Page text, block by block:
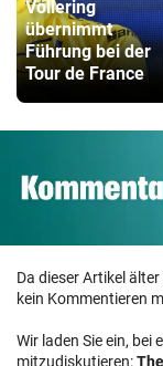
Vollering
übernimmt
Führung bei der
Tour de France
Da dieser Artikel
kein Kommentieren
Wir laden Sie ein, bei
mitzudiskutieren: